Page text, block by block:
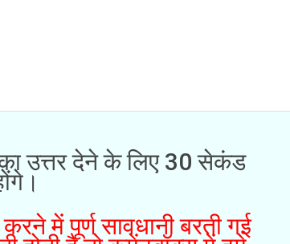
उत्तर देने के लिए 30 सेकंड
में पूर्ण सावधानी बरती गई